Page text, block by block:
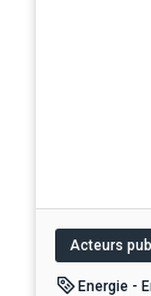
Acteurs
Energie -